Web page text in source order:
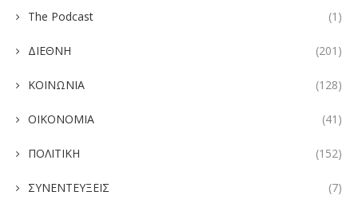
The Podcast (1)
ΔΙΕΘΝΗ (201)
ΚΟΙΝΩΝΙΑ (128)
ΟΙΚΟΝΟΜΙΑ (41)
ΠΟΛΙΤΙΚΗ (152)
ΣΥΝΕΝΤΕΥΞΕΙΣ (7)